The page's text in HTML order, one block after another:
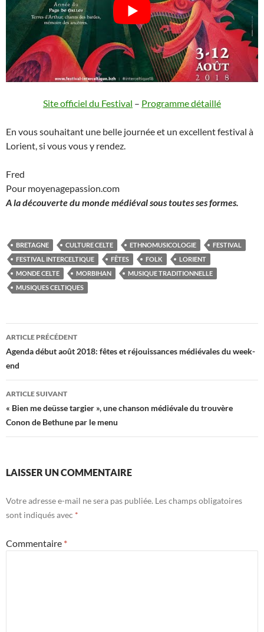
Site officiel du Festival – Programme détaillé
En vous souhaitant une belle journée et un excellent festival à
Lorient, si vous vous y rendez.
Fred
Pour moyenagepassion.com
A la découverte du monde médiéval sous toutes ses formes.
BRETAGNE CULTURE CELTE ETHNOMUSICOLOGIE
FESTIVAL
FESTIVAL INTERCELTIQUE
FÊTES FOLK
LORIENT
MONDE CELTE
MORBIHAN
MUSIQUE TRADITIONNELLE
MUSIQUES CELTIQUES
Navigation
des
articles
ARTICLE PRÉCÉDENT
Agenda début août 2018: fêtes et réjouissances médiévales du week-
end
ARTICLE SUIVANT
« Bien me deüsse targier », une chanson médiévale du trouvère
Conon de Bethune par le menu
LAISSER UN COMMENTAIRE
Votre adresse e-mail ne sera pas publiée. Les champs obligatoires
sont indiqués avec *
Commentaire *